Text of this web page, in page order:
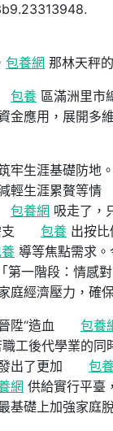
包養網 那林天秤
包養 區滿洲里市
金應用，展開多
牢生涯基礎防地
輕生涯累贅等情
包養網 吸走了，
包養 出按
導等焦點需求
一階段：情感
庭經濟壓力，確
陞“造血
包養
工後代學業的
出了更加
包
網 供給實行平臺
基礎上加強家庭